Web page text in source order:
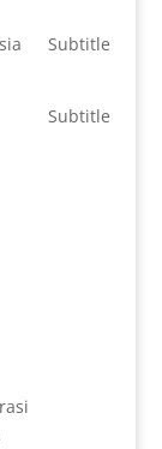
Subtitle